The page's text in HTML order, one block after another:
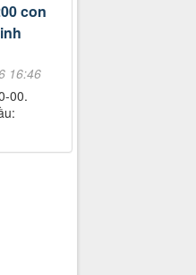
con
16:46
00.